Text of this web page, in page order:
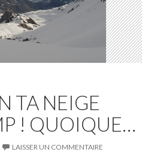
TA NEIGE
! QUOIQUE…
LAISSER UN COMMENTAIRE